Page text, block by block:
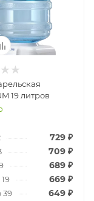
19 литров
729 ₽
709 ₽
689 ₽
669 ₽
39 649 ₽